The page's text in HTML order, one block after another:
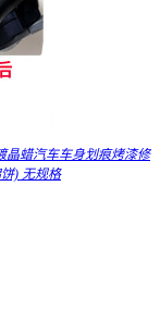
晶蜡汽车车身划痕烤漆修
) 无规格